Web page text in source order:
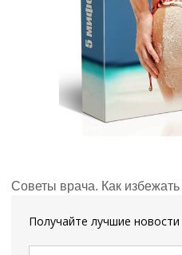
Советы врача. Как
Получайте лучшие новости